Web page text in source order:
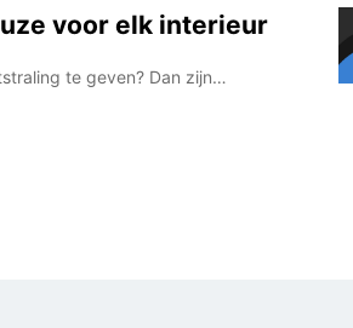
voor elk interieur
te geven? Dan zijn…